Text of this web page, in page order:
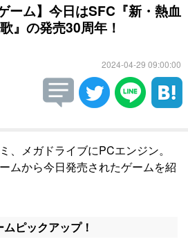
ーム】今日はSFC『新・熱血
』の発売30周年！
2024-04-29 09:00:00
、メガドライブにPCエンジン。
ムから今日発売されたゲームを紹
ピックアップ！